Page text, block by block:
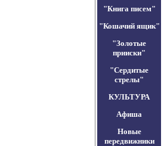
"Книга писем"
"Кошачий ящик"
"Золотые
прииски"
"Сердитые
стрелы"
КУЛЬТУРА
Афиша
Новые
передвижники